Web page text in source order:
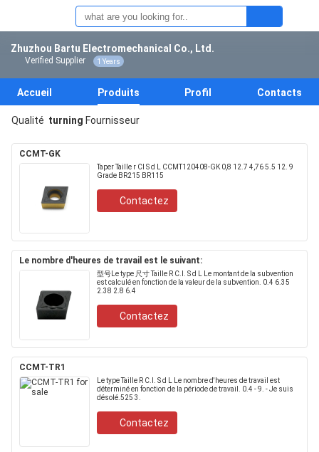
Zhuzhou Bartu Electromechanical Co., Ltd.
Verified Supplier 1 Years
Accueil Produits Profil Contacts
Qualité turning Fournisseur
CCMT-GK
Taper Taille r CI S d L CCMT120408-GK 0,8 12.7 4,76 5.5 12. 9
Grade BR215 BR115
Contactez
Le nombre d'heures de travail est le suivant:
型号Le type 尺寸 Taille R C.I. S d L Le montant de la subvention
est calculé en fonction de la valeur de la subvention. 0.4 6.35
2.38 2.8 6.4
Contactez
CCMT-TR1
Le type Taille R C.I. S d L Le nombre d'heures de travail est
déterminé en fonction de la période de travail. 0.4 - 9. - Je suis
désolé.525 3.
Contactez